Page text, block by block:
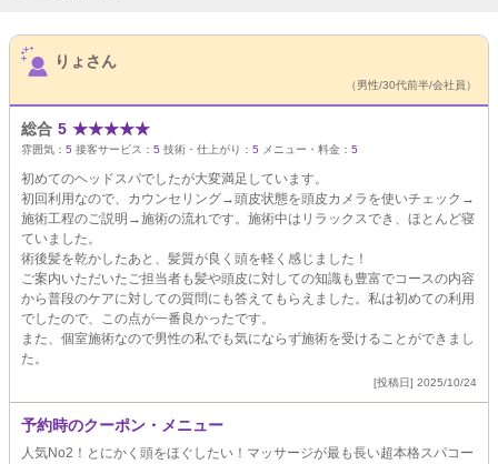
サロンPick Up
りょさん
（男性/30代前半/会社員）
総合 5 ★★★★★
雰囲気： 5 接客サービス： 5 技術・仕上がり： 5 メニュー・料金： 5
初めてのヘッドスパでしたが大変満足しています。
初回利用なので、カウンセリング→頭皮状態を頭皮カメラを使いチェック→
施術工程のご説明→施術の流れです。施術中はリラックスでき、ほとんど寝
ていました。
術後髪を乾かしたあと、髪質が良く頭を軽く感じました！
ご案内いただいたご担当者も髪や頭皮に対しての知識も豊富でコースの内容
から普段のケアに対しての質問にも答えてもらえました。私は初めての利用
でしたので、この点が一番良かったです。
また、個室施術なので男性の私でも気にならず施術を受けることができまし
た。
[投稿日] 2025/10/24
予約時のクーポン・メニュー
人気No2！とにかく頭をほぐしたい！マッサージが最も長い超本格スパコー